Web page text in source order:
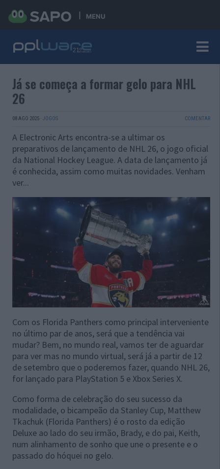
MENU
Já se começa a formar gelo para NHL
26
08 AGO 2025 · JOGOS COMENTAR
A Electronic Arts encontra-se a ultimar os
preparativos de lançamento de NHL 26, o jogo oficial
da National Hockey League. A data de lançamento já
é conhecida, assim como muitas novidades. Venham
ver...
Com os Florida Panthers como principal interveniente
no último par de anos, será que a tendência vai
mudar? Bem, no mundo real, vamos ter de aguardar
para ver mas no mundo virtual, será já a partir de 12
de setembro que o poderemos fazer, quando NHL 26,
for lançado para PlayStation 5 e Xbox Series X.
Como forma de celebração do seu sucesso da
modalidade, o bicampeão da Stanley Cup, Matthew
Tkachuk (Florida Panthers) é o rosto da edição
Deluxe ao lado do seu irmão, Brady, e do pai, Keith,
num alinhamento de sonho que une o presente e o
passado do hóquei no gelo.